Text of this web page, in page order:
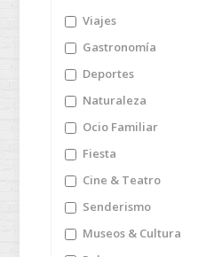
Viajes
Gastronomía
Deportes
Naturaleza
Ocio Familiar
Fiesta
Cine & Teatro
Senderismo
Museos & Cultura